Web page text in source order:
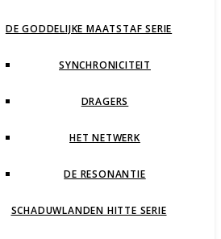
DE GODDELIJKE MAATSTAF SERIE
SYNCHRONICITEIT
DRAGERS
HET NETWERK
DE RESONANTIE
SCHADUWLANDEN HITTE SERIE